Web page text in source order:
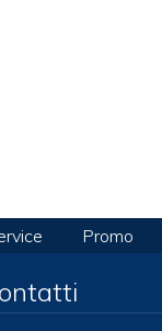
Promo